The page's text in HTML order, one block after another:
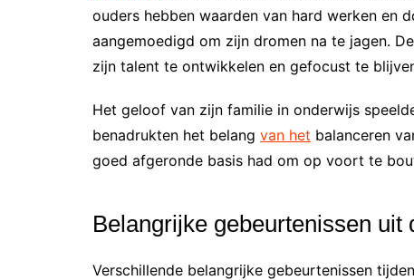
ouders hebben waarden van hard werken en
aangemoedigd om zijn dromen na te jagen.
zijn talent te ontwikkelen en gefocust te
Het geloof van zijn familie in onderwijs
benadrukten het belang van het balanceren
goed afgeronde basis had om op voort te
Belangrijke gebeurtenissen uit
Verschillende belangrijke gebeurtenissen